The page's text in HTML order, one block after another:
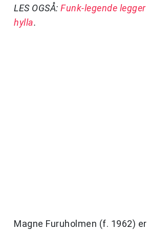
LES OGSÅ: Funk-legende
hylla.
Magne Furuholmen (f. 1962)